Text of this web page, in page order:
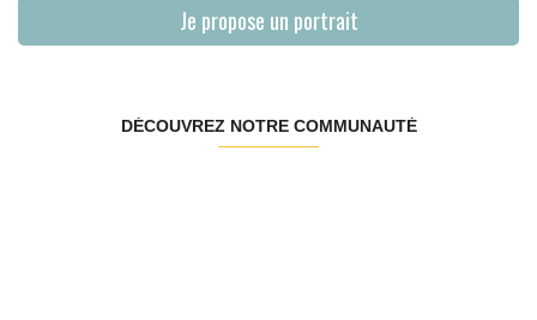
Je propose un portrait
DÉCOUVREZ NOTRE COMMUNAUTÉ